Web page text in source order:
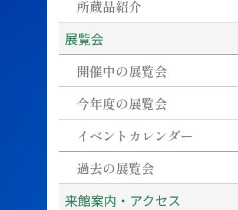
所蔵品紹介
展覧会
開催中の展覧会
今年度の展覧会
イベントカレンダー
過去の展覧会
来館案内・アクセス